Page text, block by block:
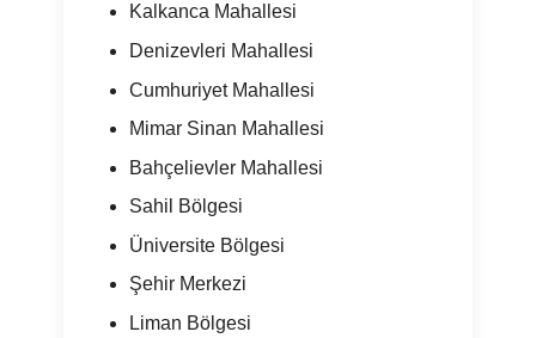
Kalkanca Mahallesi
Denizevleri Mahallesi
Cumhuriyet Mahallesi
Mimar Sinan Mahallesi
Bahçelievler Mahallesi
Sahil Bölgesi
Üniversite Bölgesi
Şehir Merkezi
Liman Bölgesi